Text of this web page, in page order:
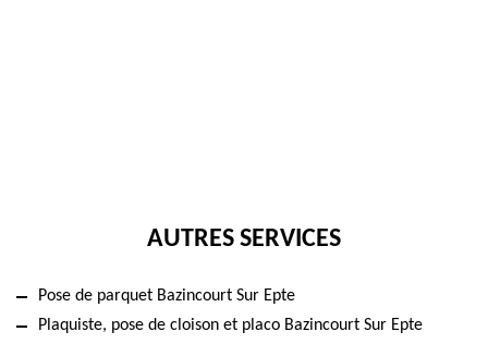
AUTRES SERVICES
Pose de parquet Bazincourt Sur Epte
Plaquiste, pose de cloison et placo Bazincourt Sur Epte